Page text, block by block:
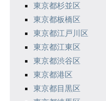
東京都杉並区
東京都板橋区
東京都江戸川区
東京都江東区
東京都渋谷区
東京都港区
東京都目黒区